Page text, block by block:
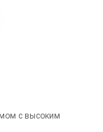
с высоким